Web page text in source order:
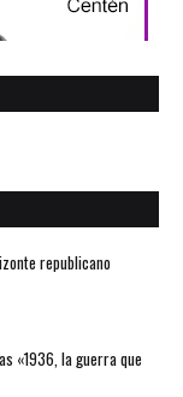
republicano
«1936, la guerra que